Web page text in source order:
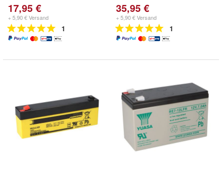
17,95 €
+ 5,90 € Versand
1
35,95 €
+ 5,90 € Versand
1